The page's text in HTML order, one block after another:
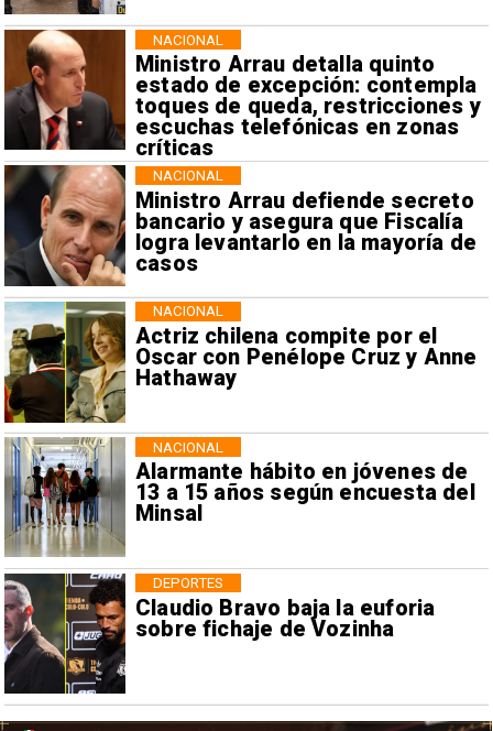
Ministro Arrau detalla quinto
estado de excepción: contempla
toques de queda, restricciones y
escuchas telefónicas en zonas
críticas
NACIONAL
Ministro Arrau defiende secreto
bancario y asegura que Fiscalía
logra levantarlo en la mayoría de
casos
NACIONAL
Actriz chilena compite por el
Oscar con Penélope Cruz y Anne
Hathaway
NACIONAL
Alarmante hábito en jóvenes de
13 a 15 años según encuesta del
Minsal
NACIONAL
Claudio Bravo baja la euforia
sobre fichaje de Vozinha
DEPORTES